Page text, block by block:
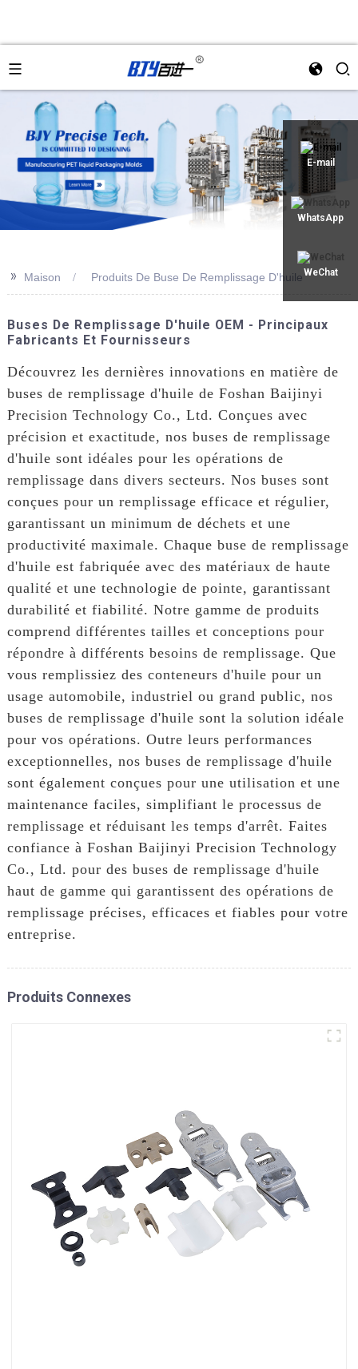
E-mail
WhatsApp
WeChat
>> Maison Produits De Buse De Remplissage D'huile
Buses De Remplissage D'huile OEM - Principaux
Fabricants Et Fournisseurs
Découvrez les dernières innovations en matière de
buses de remplissage d'huile de Foshan Baijinyi
Precision Technology Co., Ltd. Conçues avec
précision et exactitude, nos buses de remplissage
d'huile sont idéales pour les opérations de
remplissage dans divers secteurs. Nos buses sont
conçues pour un remplissage efficace et régulier,
garantissant un minimum de déchets et une
productivité maximale. Chaque buse de remplissage
d'huile est fabriquée avec des matériaux de haute
qualité et une technologie de pointe, garantissant
durabilité et fiabilité. Notre gamme de produits
comprend différentes tailles et conceptions pour
répondre à différents besoins de remplissage. Que
vous remplissiez des conteneurs d'huile pour un
usage automobile, industriel ou grand public, nos
buses de remplissage d'huile sont la solution idéale
pour vos opérations. Outre leurs performances
exceptionnelles, nos buses de remplissage d'huile
sont également conçues pour une utilisation et une
maintenance faciles, simplifiant le processus de
remplissage et réduisant les temps d'arrêt. Faites
confiance à Foshan Baijinyi Precision Technology
Co., Ltd. pour des buses de remplissage d'huile
haut de gamme qui garantissent des opérations de
remplissage précises, efficaces et fiables pour votre
entreprise.
Produits Connexes